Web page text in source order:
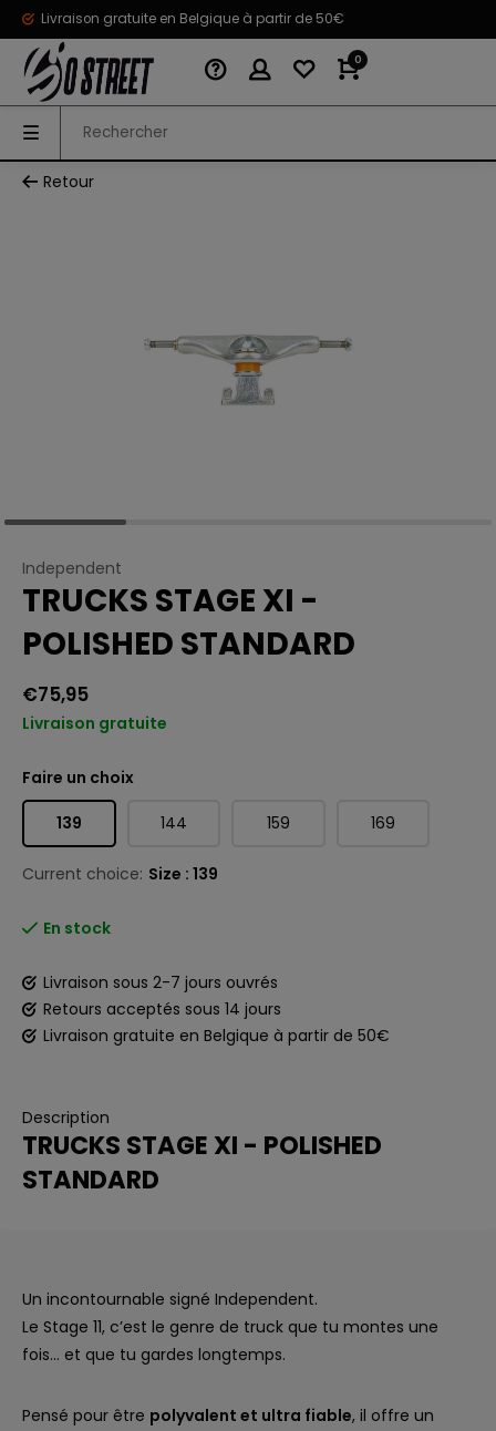
Livraison gratuite en Belgique à partir de 50€
0
Retour
Independent
TRUCKS STAGE XI -
POLISHED STANDARD
€75,95
Livraison gratuite
Faire un choix
139 144 159 169
Current choice: Size : 139
En stock
Livraison sous 2-7 jours ouvrés
Retours acceptés sous 14 jours
Livraison gratuite en Belgique à partir de 50€
Description
TRUCKS STAGE XI - POLISHED
STANDARD
Un incontournable signé Independent.
Le Stage 11, c’est le genre de truck que tu montes une
fois… et que tu gardes longtemps.
Pensé pour être polyvalent et ultra fiable, il offre un